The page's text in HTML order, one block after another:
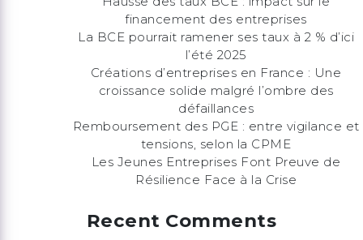
financement des entreprises
La BCE pourrait ramener ses taux à 2 % d’ici
l’été 2025
Créations d’entreprises en France : Une
croissance solide malgré l’ombre des
défaillances
Remboursement des PGE : entre vigilance et
tensions, selon la CPME
Les Jeunes Entreprises Font Preuve de
Résilience Face à la Crise
Recent Comments